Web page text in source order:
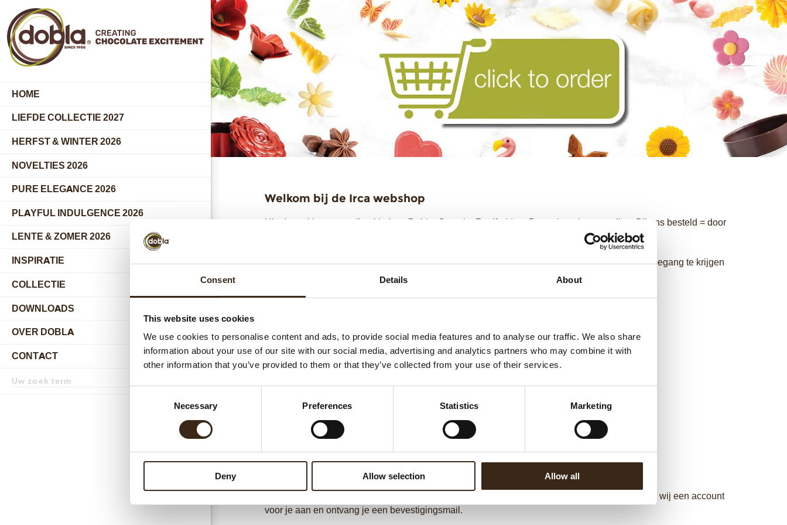
Consent Details About
This website uses cookies
We use cookies to personalise content and ads, to provide social media features and to analyse our traffic. We also share
information about your use of our site with our social media, advertising and analytics partners who may combine it with
other information that you’ve provided to them or that they’ve collected from your use of their services.
Necessary Preferences Statistics Marketing
Deny Allow selection Allow all
HOME
LIEFDE COLLECTIE 2027
HERFST & WINTER 2026
NOVELTIES 2026
PURE ELEGANCE 2026
PLAYFUL INDULGENCE 2026
LENTE & ZOMER 2026
INSPIRATIE
COLLECTIE
DOWNLOADS
OVER DOBLA
submenu
CONTACT
submenu
Zoek
Welkom bij de Irca webshop
Hier bestel je eenvoudig al je Irca, Dobla, Cesarin, Ravifruit* en Domori producten online. Bij ons besteld = door
ons geleverd en gefactureerd via de grossier van jouw keuze (Beko, Bakeplus of Civoba).
Had je al een account op de Dobla webshop? Je kunt dezelfde inloggegevens gebruiken om toegang te krijgen
E-mail
Wachtwoord
Onthoud mij
Nog geen account?
. Na ontvangst maken wij een account
voor je aan en ontvang je een bevestigingsmail.